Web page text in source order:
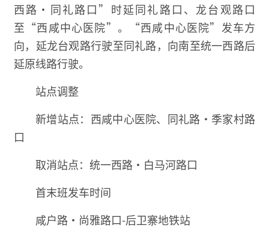
西路·同礼路口”时延同礼路口、龙台观路口
至“西咸中心医院”。“西咸中心医院”发车方
向，延龙台观路行驶至同礼路，向南至统一西路后
延原线路行驶。
站点调整
新增站点：西咸中心医院、同礼路·季家村路
口
取消站点：统一西路·白马河路口
首末班发车时间
咸户路·尚雅路口-后卫寨地铁站